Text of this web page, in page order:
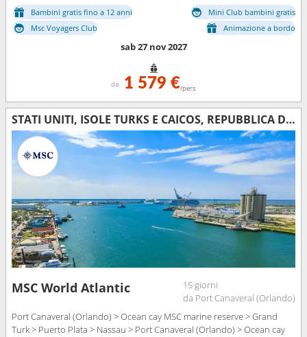
Bambini gratis fino a 12 anni
Mini Club bambini gratis
Msc Voyagers Club
Animazione a bordo
sab 27 nov 2027
da 1 579 €/pers
STATI UNITI, ISOLE TURKS E CAICOS, REPUBBLICA DOMINICANA, BAHAMAS, MESSICO
MSC World Atlantic
15 giorni
da Port Canaveral (Orlando)
Port Canaveral (Orlando) > Ocean cay MSC marine reserve > Grand
Turk > Puerto Plata > Nassau > Port Canaveral (Orlando) > Ocean cay